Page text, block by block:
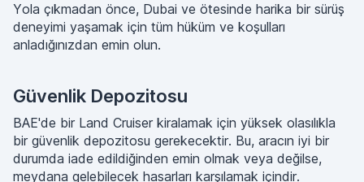
Yola çıkmadan önce, Dubai ve ötesinde harika bir sürüş
deneyimi yaşamak için tüm hüküm ve koşulları
anladığınızdan emin olun.
Güvenlik Depozitosu
BAE'de bir Land Cruiser kiralamak için yüksek olasılıkla
bir güvenlik depozitosu gerekecektir. Bu, aracın iyi bir
durumda iade edildiğinden emin olmak veya değilse,
meydana gelebilecek hasarları karşılamak içindir.